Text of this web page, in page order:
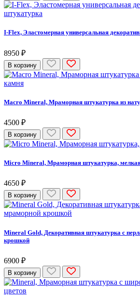
I-Flex, Эластомерная универсальная
8950 ₽
В корзину
Macro Mineral, Мраморная штукатурка из
4500 ₽
В корзину
Micro Mineral, Мраморная штукатурка,
4650 ₽
В корзину
Mineral Gold, Декоративная штукатурка с
крошкой
6900 ₽
В корзину